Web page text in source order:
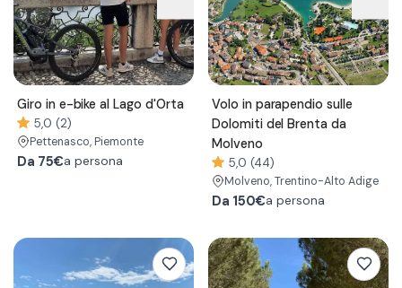
Giro in e-bike al Lago d'Orta
5,0 (2)
Pettenasco, Piemonte
Da 75€a persona
Volo in parapendio sulle
Dolomiti del Brenta da
Molveno
5,0 (44)
Molveno, Trentino-Alto Adige
Da 150€a persona